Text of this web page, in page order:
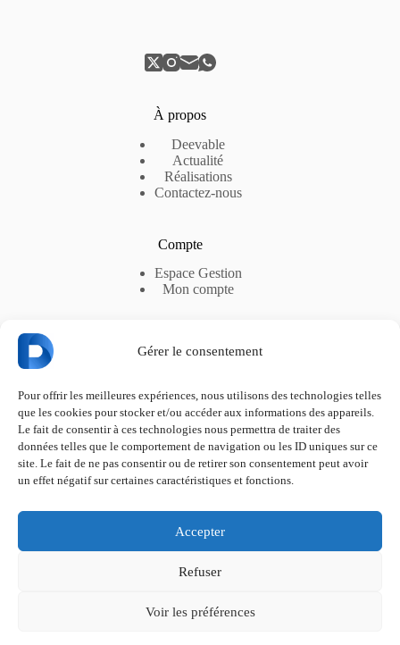
Gérer le consentement
Pour offrir les meilleures expériences, nous utilisons des technologies telles
que les cookies pour stocker et/ou accéder aux informations des appareils.
Le fait de consentir à ces technologies nous permettra de traiter des
données telles que le comportement de navigation ou les ID uniques sur ce
site. Le fait de ne pas consentir ou de retirer son consentement peut avoir
un effet négatif sur certaines caractéristiques et fonctions.
Accepter
Refuser
Voir les préférences
À propos
Deevable
Actualité
Réalisations
Contactez-nous
Compte
Espace Gestion
Mon compte
RGPD
CGV-S
CGU
Abonnements et Options
Politique de confidentialité
Politique de cookies
Contactez-nous
contact@deevable.com